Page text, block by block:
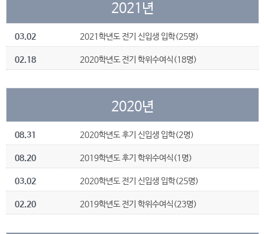
2021년
03.02 2021학년도 전기 신입생 입학(25명)
02.18 2020학년도 전기 학위수여식(18명)
2020년
08.31 2020학년도 후기 신입생 입학(2명)
08.20 2019학년도 후기 학위수여식(1명)
03.02 2020학년도 전기 신입생 입학(25명)
02.20 2019학년도 전기 학위수여식(23명)